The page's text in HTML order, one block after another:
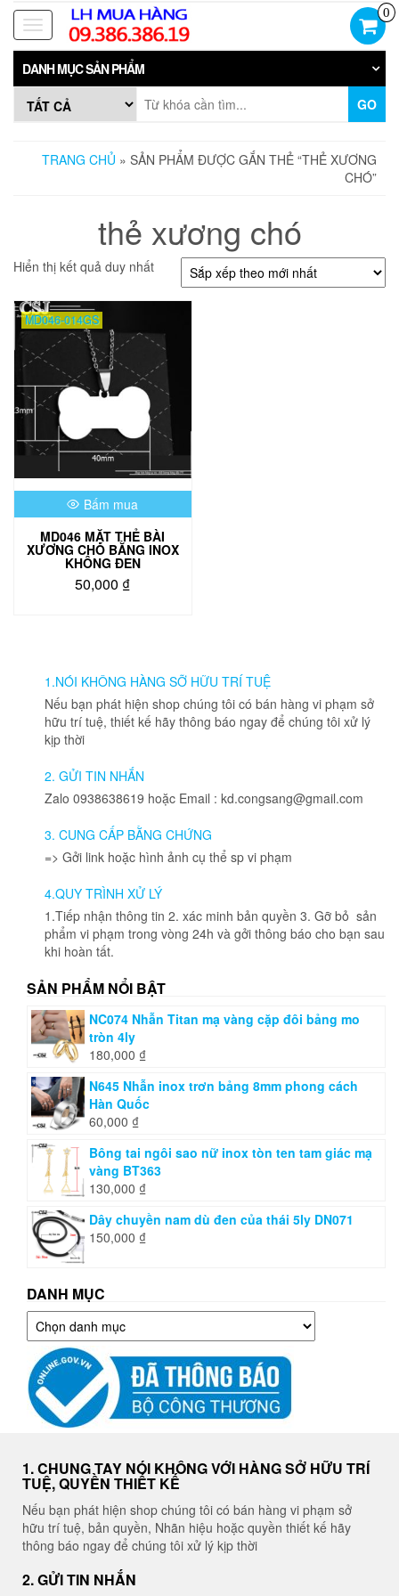
Skip
the
content
Toggle
navigation
0
DANH MỤC SẢN PHẨM
GO
TRANG CHỦ » SẢN PHẨM ĐƯỢC GẮN THẺ “THẺ XƯƠNG
CHÓ”
thẻ xương chó
Hiển thị kết quả duy nhất
MD046-014GS
Bấm mua
MD046 MẶT THẺ BÀI
XƯƠNG CHÓ BẰNG INOX
KHÔNG ĐEN
50,000 ₫
1.NÓI KHÔNG HÀNG SỠ HỮU TRÍ TUỆ
Nếu bạn phát hiện shop chúng tôi có bán hàng vi phạm sở
hữu trí tuệ, thiết kế hãy thông báo ngay để chúng tôi xử lý
kịp thời
2. GỬI TIN NHẮN
Zalo 0938638619 hoặc Email : kd.congsang@gmail.com
3. CUNG CẤP BẰNG CHỨNG
=> Gởi link hoặc hình ảnh cụ thể sp vi phạm
4.QUY TRÌNH XỬ LÝ
1.Tiếp nhận thông tin 2. xác minh bản quyền 3. Gỡ bỏ sản
phẩm vi phạm trong vòng 24h và gởi thông báo cho bạn sau
khi hoàn tất.
SẢN PHẨM NỔI BẬT
NC074 Nhẫn Titan mạ vàng cặp đôi bảng mo
tròn 4ly
180,000 ₫
N645 Nhẫn inox trơn bảng 8mm phong cách
Hàn Quốc
60,000 ₫
Bông tai ngôi sao nữ inox tòn ten tam giác mạ
vàng BT363
130,000 ₫
Dây chuyền nam dù đen của thái 5ly DN071
150,000 ₫
DANH MỤC
Danh
mục
1. CHUNG TAY NÓI KHÔNG VỚI HÀNG SỞ HỮU TRÍ
TUỆ, QUYỀN THIẾT KẾ
Nếu bạn phát hiện shop chúng tôi có bán hàng vi phạm sở
hữu trí tuệ, bản quyền, Nhãn hiệu hoặc quyền thiết kế hãy
thông báo ngay để chúng tôi xử lý kịp thời
2. GỬI TIN NHẮN